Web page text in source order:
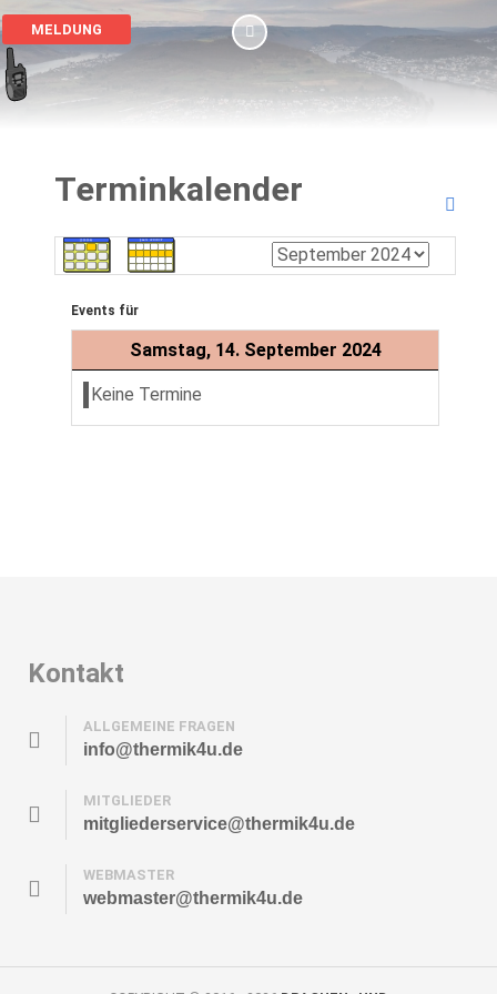
MELDUNG
Terminkalender
Events für
Samstag, 14. September 2024
Keine Termine
Kontakt
ALLGEMEINE FRAGEN
info@thermik4u.de
MITGLIEDER
mitgliederservice@thermik4u.de
WEBMASTER
webmaster@thermik4u.de